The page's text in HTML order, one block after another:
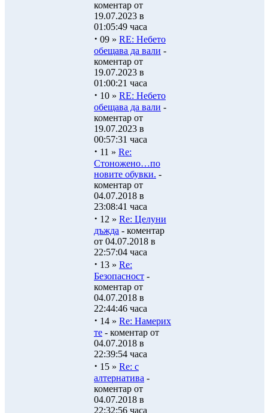
коментар от
19.07.2023 в
01:05:49 часа
· 09 » RE: Небето
обещава да вали -
коментар от
19.07.2023 в
01:00:21 часа
· 10 » RE: Небето
обещава да вали -
коментар от
19.07.2023 в
00:57:31 часа
· 11 » Re:
Стоножено…по
новите обувки. -
коментар от
04.07.2018 в
23:08:41 часа
· 12 » Re: Целуни
дъжда - коментар
от 04.07.2018 в
22:57:04 часа
· 13 » Re:
Безопасност -
коментар от
04.07.2018 в
22:44:46 часа
· 14 » Re: Намерих
те - коментар от
04.07.2018 в
22:39:54 часа
· 15 » Re: с
алтернатива -
коментар от
04.07.2018 в
22:32:56 часа